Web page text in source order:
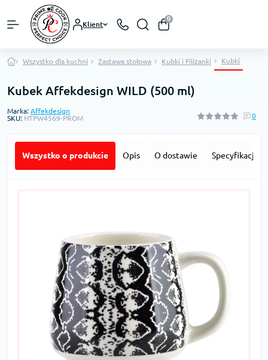
Klient
0
Wszystko dla kuchni Zastawa stołowa Kubki i Filiżanki Kubki
Kubek Affekdesign WILD (500 ml)
Marka: Affekdesign
SKU: HTPW4569-PROM 0
Wszystko o produkcie Opis O dostawie Specyfikacja